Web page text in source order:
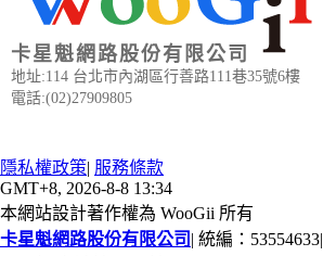
卡星魁網路股份有限公司
地址:114 台北市內湖區行善路111巷35號6樓
電話:(02)27909805
隱私權政策| 服務條款
GMT+8, 2026-8-8 13:34
本網站設計著作權為 WooGii 所有
卡星魁網路股份有限公司 | 統編：53554633|